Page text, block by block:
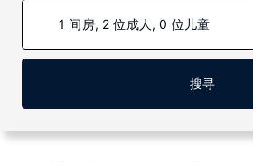
1 间房, 2 位成人, 0 位儿童
搜寻